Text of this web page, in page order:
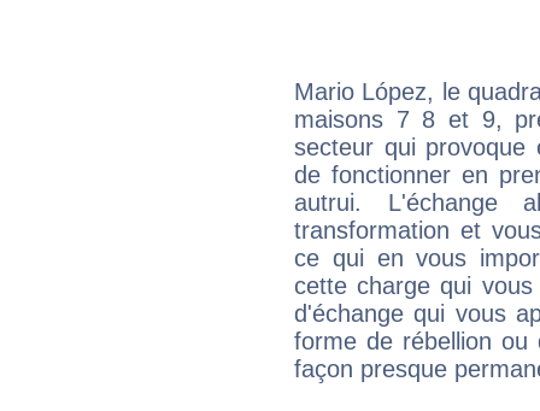
Mario López, le
maisons 7 8 et 9,
secteur qui provoque
de fonctionner en
autrui. L'échange
transformation et
ce qui en vous
cette charge qui
d'échange qui vous
forme de rébellion ou
façon presque